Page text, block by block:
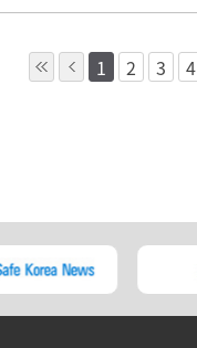
1 2 3 4